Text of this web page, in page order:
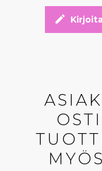
edit